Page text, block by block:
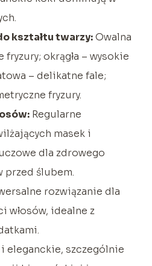
kształtu twarzy:Owalna
okrągła – wysokie
– delikatne fale;
fryzury.
Regularne
masek i
dla zdrowego
przed ślubem.
rozwiązanie dla
włosów, idealne z
eleganckie, szczególnie